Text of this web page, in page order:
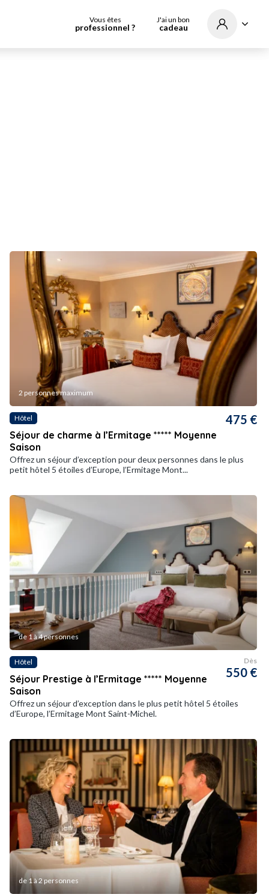
Vous êtes
professionnel ?
J'ai un bon
cadeau
2 personnes maximum
Hôtel
Séjour de charme à l’Ermitage ***** Moyenne
Saison
475 €
Offrez un séjour d’exception pour deux personnes dans le plus
petit hôtel 5 étoiles d’Europe, l’Ermitage Mont...
de 1 à 4 personnes
Hôtel
Séjour Prestige à l’Ermitage ***** Moyenne
Saison
Dès
550 €
Offrez un séjour d’exception dans le plus petit hôtel 5 étoiles
d’Europe, l’Ermitage Mont Saint-Michel.
de 1 à 2 personnes